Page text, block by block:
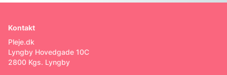
Kontakt
Pleje.dk
Lyngby Hovedgade 10C
2800 Kgs. Lyngby